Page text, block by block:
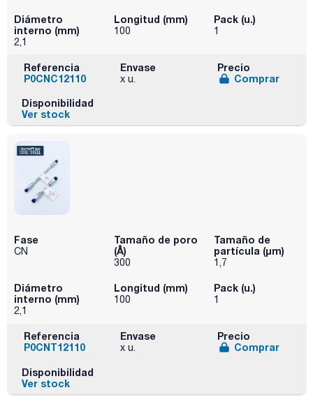
Diámetro
interno (mm)
2,1
Longitud (mm)
100
Pack (u.)
1
Referencia
P0CNC12110
Envase
x u.
Precio
Comprar
Disponibilidad
Ver stock
Fase
CN
Tamaño de poro
(Å)
300
Tamaño de
partícula (μm)
1,7
Diámetro
interno (mm)
2,1
Longitud (mm)
100
Pack (u.)
1
Referencia
P0CNT12110
Envase
x u.
Precio
Comprar
Disponibilidad
Ver stock